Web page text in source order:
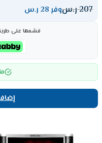
207ر.سوفر 28 ر.س
قسّمها على